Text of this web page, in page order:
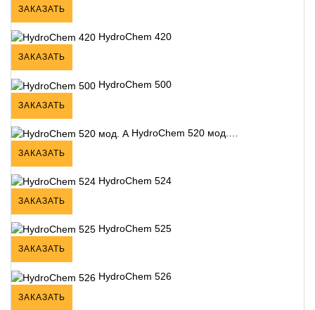
ЗАКАЗАТЬ
HydroChem 420
ЗАКАЗАТЬ
HydroChem 500
ЗАКАЗАТЬ
HydroChem 520 мод.…
ЗАКАЗАТЬ
HydroChem 524
ЗАКАЗАТЬ
HydroChem 525
ЗАКАЗАТЬ
HydroChem 526
ЗАКАЗАТЬ